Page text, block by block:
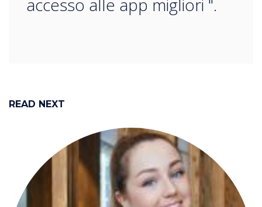
READ NEXT
accesso alle app migliori ".